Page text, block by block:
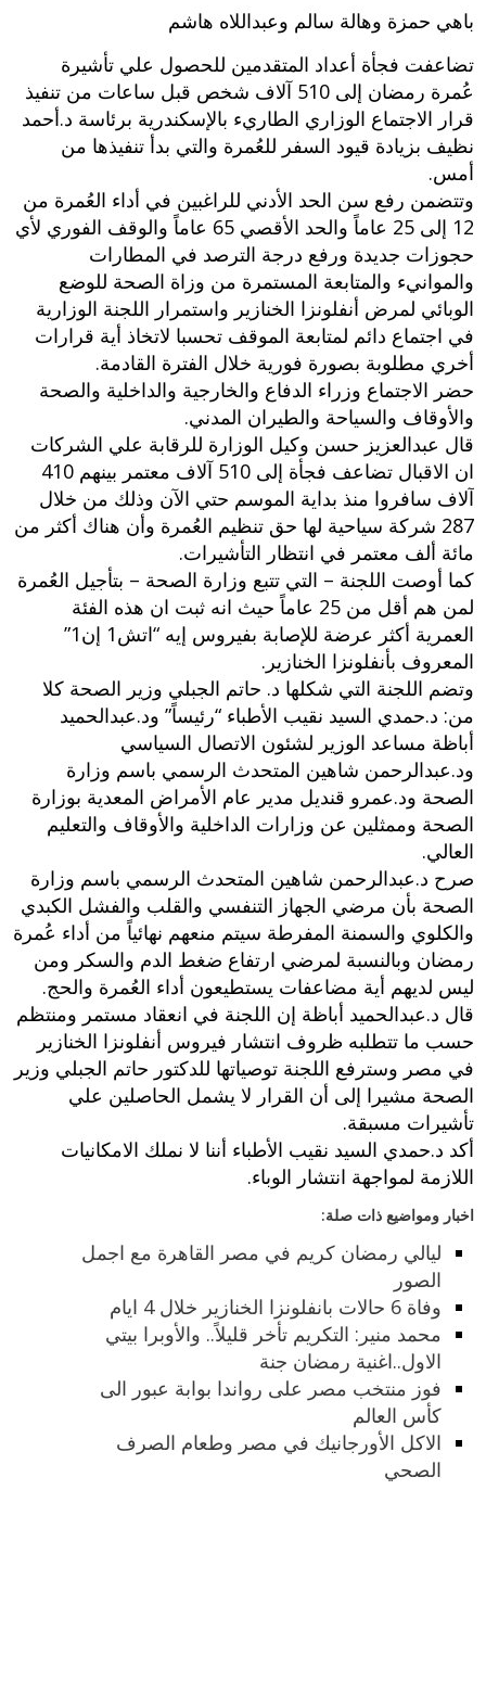
باهي حمزة وهالة سالم وعبداللاه هاشم
تضاعفت فجأة أعداد المتقدمين للحصول علي تأشيرة
عُمرة رمضان إلى 510 آلاف شخص قبل ساعات من تنفيذ
قرار الاجتماع الوزاري الطاريء بالإسكندرية برئاسة د.أحمد
نظيف بزيادة قيود السفر للعُمرة والتي بدأ تنفيذها من
أمس.
وتتضمن رفع سن الحد الأدني للراغبين في أداء العُمرة من
12 إلى 25 عاماً والحد الأقصي 65 عاماً والوقف الفوري لأي
حجوزات جديدة ورفع درجة الترصد في المطارات
والموانيء والمتابعة المستمرة من وزاة الصحة للوضع
الوبائي لمرض أنفلونزا الخنازير واستمرار اللجنة الوزارية
في اجتماع دائم لمتابعة الموقف تحسبا لاتخاذ أية قرارات
أخري مطلوبة بصورة فورية خلال الفترة القادمة.
حضر الاجتماع وزراء الدفاع والخارجية والداخلية والصحة
والأوقاف والسياحة والطيران المدني.
قال عبدالعزيز حسن وكيل الوزارة للرقابة علي الشركات
ان الاقبال تضاعف فجأة إلى 510 آلاف معتمر بينهم 410
آلاف سافروا منذ بداية الموسم حتي الآن وذلك من خلال
287 شركة سياحية لها حق تنظيم العُمرة وأن هناك أكثر من
مائة ألف معتمر في انتظار التأشيرات.
كما أوصت اللجنة – التي تتبع وزارة الصحة – بتأجيل العُمرة
لمن هم أقل من 25 عاماً حيث انه ثبت ان هذه الفئة
العمرية أكثر عرضة للإصابة بفيروس إيه “اتش1 إن1”
المعروف بأنفلونزا الخنازير.
وتضم اللجنة التي شكلها د. حاتم الجبلي وزير الصحة كلا
من: د.حمدي السيد نقيب الأطباء “رئيساً” ود.عبدالحميد
أباظة مساعد الوزير لشئون الاتصال السياسي
ود.عبدالرحمن شاهين المتحدث الرسمي باسم وزارة
الصحة ود.عمرو قنديل مدير عام الأمراض المعدية بوزارة
الصحة وممثلين عن وزارات الداخلية والأوقاف والتعليم
العالي.
صرح د.عبدالرحمن شاهين المتحدث الرسمي باسم وزارة
الصحة بأن مرضي الجهاز التنفسي والقلب والفشل الكبدي
والكلوي والسمنة المفرطة سيتم منعهم نهائياً من أداء عُمرة
رمضان وبالنسبة لمرضي ارتفاع ضغط الدم والسكر ومن
ليس لديهم أية مضاعفات يستطيعون أداء العُمرة والحج.
قال د.عبدالحميد أباظة إن اللجنة في انعقاد مستمر ومنتظم
حسب ما تتطلبه ظروف انتشار فيروس أنفلونزا الخنازير
في مصر وسترفع اللجنة توصياتها للدكتور حاتم الجبلي وزير
الصحة مشيرا إلى أن القرار لا يشمل الحاصلين علي
تأشيرات مسبقة.
أكد د.حمدي السيد نقيب الأطباء أننا لا نملك الامكانيات
اللازمة لمواجهة انتشار الوباء.
اخبار ومواضيع ذات صلة:
ليالي رمضان كريم في مصر القاهرة مع اجمل
الصور
وفاة 6 حالات بانفلونزا الخنازير خلال 4 ايام
محمد منير: التكريم تأخر قليلاً.. والأوبرا بيتي
الاول..اغنية رمضان جنة
فوز منتخب مصر على رواندا بوابة عبور الى
كأس العالم
الاكل الأورجانيك في مصر وطعام الصرف
الصحي